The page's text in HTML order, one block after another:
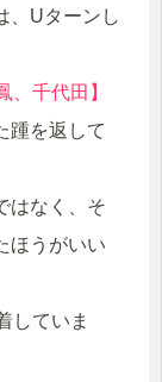
、Uターンし
、千代田】
踵を返して
はなく、そ
ほうがいい
していま